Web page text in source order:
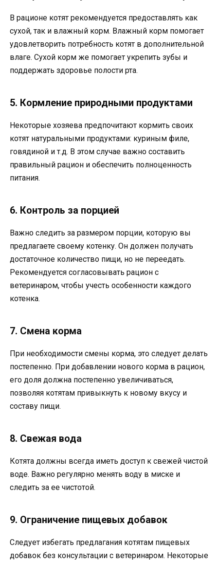
В рационе котят рекомендуется предоставлять как
сухой, так и влажный корм. Влажный корм помогает
удовлетворить потребность котят в дополнительной
влаге. Сухой корм же помогает укрепить зубы и
поддержать здоровье полости рта.
5. Кормление природными продуктами
Некоторые хозяева предпочитают кормить своих
котят натуральными продуктами: куриным филе,
говядиной и т.д. В этом случае важно составить
правильный рацион и обеспечить полноценность
питания.
6. Контроль за порцией
Важно следить за размером порции, которую вы
предлагаете своему котенку. Он должен получать
достаточное количество пищи, но не переедать.
Рекомендуется согласовывать рацион с
ветеринаром, чтобы учесть особенности каждого
котенка.
7. Смена корма
При необходимости смены корма, это следует делать
постепенно. При добавлении нового корма в рацион,
его доля должна постепенно увеличиваться,
позволяя котятам привыкнуть к новому вкусу и
составу пищи.
8. Свежая вода
Котята должны всегда иметь доступ к свежей чистой
воде. Важно регулярно менять воду в миске и
следить за ее чистотой.
9. Ограничение пищевых добавок
Следует избегать предлагания котятам пищевых
добавок без консультации с ветеринаром. Некоторые